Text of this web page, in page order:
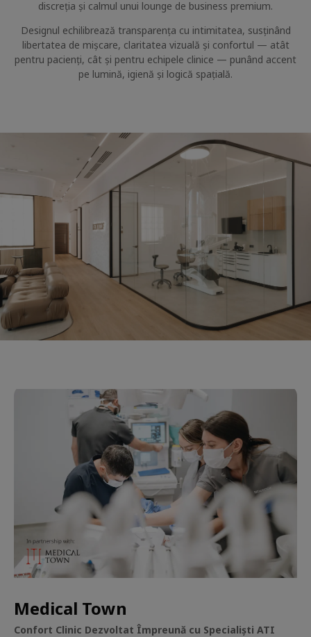
discreția și calmul unui lounge de business premium.
Designul echilibrează transparența cu intimitatea, susținând
libertatea de mișcare, claritatea vizuală și confortul — atât
pentru pacienți, cât și pentru echipele clinice — punând accent
pe lumină, igienă și logică spațială.
Medical Town
Confort Clinic Dezvoltat Împreună cu Specialiști ATI